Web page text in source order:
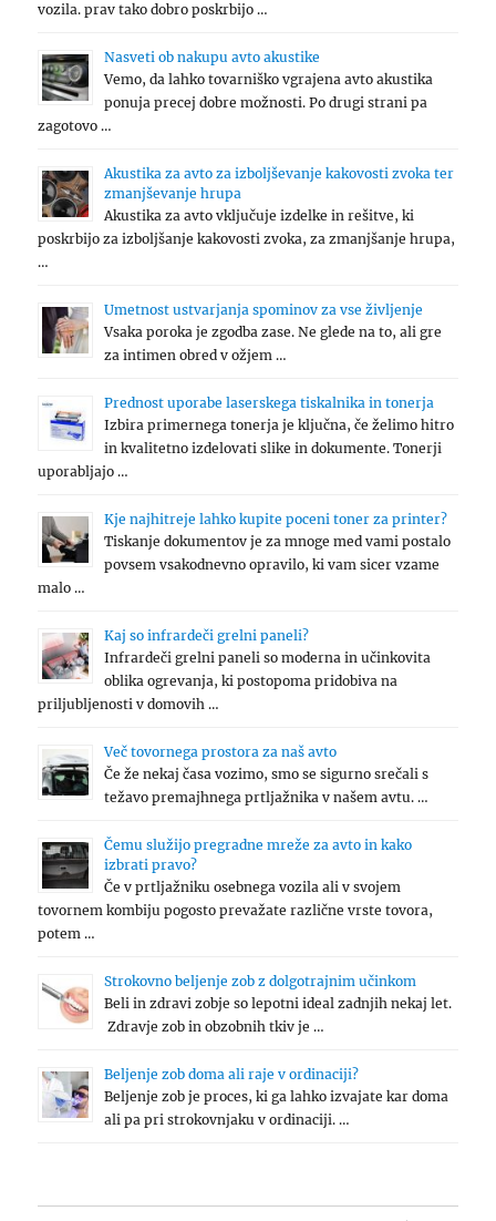
vozila. prav tako dobro poskrbijo …
Nasveti ob nakupu avto akustike
Vemo, da lahko tovarniško vgrajena avto akustika
ponuja precej dobre možnosti. Po drugi strani pa
zagotovo …
Akustika za avto za izboljševanje kakovosti zvoka ter
zmanjševanje hrupa
Akustika za avto vključuje izdelke in rešitve, ki
poskrbijo za izboljšanje kakovosti zvoka, za zmanjšanje hrupa,
…
Umetnost ustvarjanja spominov za vse življenje
Vsaka poroka je zgodba zase. Ne glede na to, ali gre
za intimen obred v ožjem …
Prednost uporabe laserskega tiskalnika in tonerja
Izbira primernega tonerja je ključna, če želimo hitro
in kvalitetno izdelovati slike in dokumente. Tonerji
uporabljajo …
Kje najhitreje lahko kupite poceni toner za printer?
Tiskanje dokumentov je za mnoge med vami postalo
povsem vsakodnevno opravilo, ki vam sicer vzame
malo …
Kaj so infrardeči grelni paneli?
Infrardeči grelni paneli so moderna in učinkovita
oblika ogrevanja, ki postopoma pridobiva na
priljubljenosti v domovih …
Več tovornega prostora za naš avto
Če že nekaj časa vozimo, smo se sigurno srečali s
težavo premajhnega prtljažnika v našem avtu. …
Čemu služijo pregradne mreže za avto in kako
izbrati pravo?
Če v prtljažniku osebnega vozila ali v svojem
tovornem kombiju pogosto prevažate različne vrste tovora,
potem …
Strokovno beljenje zob z dolgotrajnim učinkom
Beli in zdravi zobje so lepotni ideal zadnjih nekaj let.
Zdravje zob in obzobnih tkiv je …
Beljenje zob doma ali raje v ordinaciji?
Beljenje zob je proces, ki ga lahko izvajate kar doma
ali pa pri strokovnjaku v ordinaciji. …